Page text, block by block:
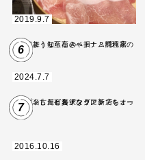
2019.9.7
6
2024.7.7
7
2016.10.16